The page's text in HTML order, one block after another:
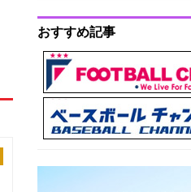
おすすめ記事